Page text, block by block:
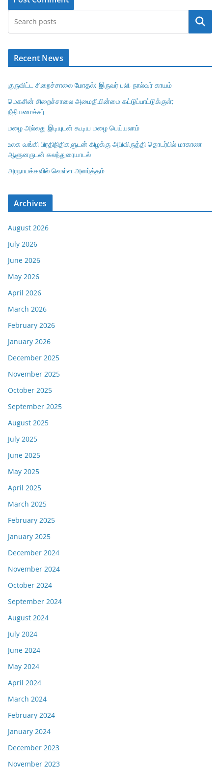
Search
Recent News
குருவிட்ட சிறைச்சாலை மோதல்; இருவர் பலி, நால்வர் காயம்
மெகசின் சிறைச்சாலை அமைதியின்மை கட்டுப்பாட்டுக்குள்;
நீதியமைச்சர்
மழை அல்லது இடியுடன் கூடிய மழை பெய்யலாம்
உலக வங்கி பிரதிநிதிகளுடன் கிழக்கு அபிவிருத்தி தொடர்பில் மாகாண
ஆளுனருடன் கலந்துரையாடல்
அரநாயக்கவில் வெள்ள அனர்த்தம்
Archives
August 2026
July 2026
June 2026
May 2026
April 2026
March 2026
February 2026
January 2026
December 2025
November 2025
October 2025
September 2025
August 2025
July 2025
June 2025
May 2025
April 2025
March 2025
February 2025
January 2025
December 2024
November 2024
October 2024
September 2024
August 2024
July 2024
June 2024
May 2024
April 2024
March 2024
February 2024
January 2024
December 2023
November 2023